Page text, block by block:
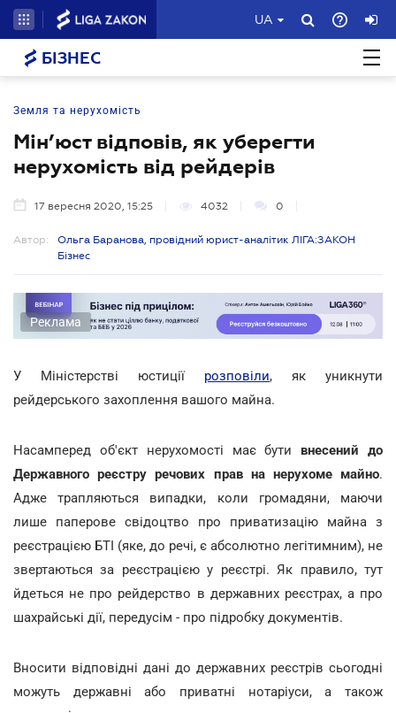
UA
БІЗНЕС
Земля та нерухомість
Мін’юст відповів, як уберегти
нерухомість від рейдерів
17 вересня 2020, 15:25 4032 0
Автор:
Ольга Баранова, провідний юрист-аналітик ЛІГА:ЗАКОН
Бізнес
Реклама
У Міністерстві юстиції розповіли, як уникнути
рейдерського захоплення вашого майна.
Насамперед об'єкт нерухомості має бути внесений до
Державного реєстру речових прав на нерухоме майно.
Адже трапляються випадки, коли громадяни, маючи
лише паперове свідоцтво про приватизацію майна з
реєстрацією БТІ (яке, до речі, є абсолютно легітимним), не
звертаються за реєстрацією у реєстрі. Як правило, тут
йдеться не про рейдерство в державних реєстрах, а про
шахрайські дії, передусім - про підробку документів.
Вносити відповідні дані до державних реєстрів сьогодні
можуть державні або приватні нотаріуси, а також